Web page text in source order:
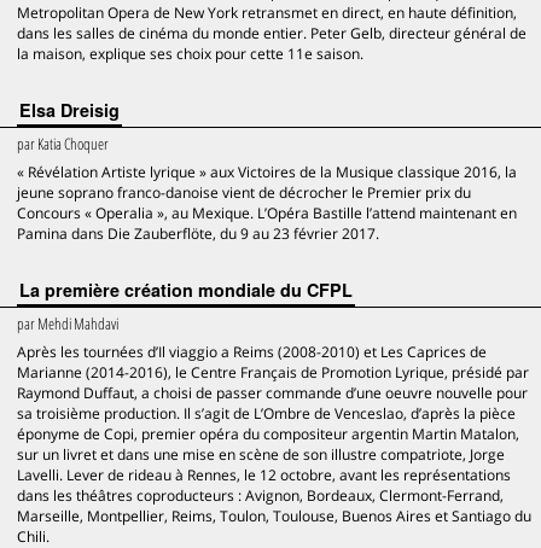
Metropolitan Opera de New York retransmet en direct, en haute définition,
dans les salles de cinéma du monde entier. Peter Gelb, directeur général de
la maison, explique ses choix pour cette 11e saison.
Elsa Dreisig
parKatia Choquer
« Révélation Artiste lyrique » aux Victoires de la Musique classique 2016, la
jeune soprano franco-danoise vient de décrocher le Premier prix du
Concours « Operalia », au Mexique. L’Opéra Bastille l’attend maintenant en
Pamina dans Die Zauberflöte, du 9 au 23 février 2017.
La première création mondiale du CFPL
parMehdi Mahdavi
Après les tournées d’Il viaggio a Reims (2008-2010) et Les Caprices de
Marianne (2014-2016), le Centre Français de Promotion Lyrique, présidé par
Raymond Duffaut, a choisi de passer commande d’une oeuvre nouvelle pour
sa troisième production. Il s’agit de L’Ombre de Venceslao, d’après la pièce
éponyme de Copi, premier opéra du compositeur argentin Martin Matalon,
sur un livret et dans une mise en scène de son illustre compatriote, Jorge
Lavelli. Lever de rideau à Rennes, le 12 octobre, avant les représentations
dans les théâtres coproducteurs : Avignon, Bordeaux, Clermont-Ferrand,
Marseille, Montpellier, Reims, Toulon, Toulouse, Buenos Aires et Santiago du
Chili.